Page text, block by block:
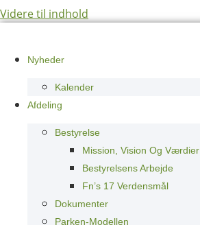
Videre til indhold
Nyheder
Kalender
Afdeling
Bestyrelse
Mission, Vision Og Værdier
Bestyrelsens Arbejde
Fn’s 17 Verdensmål
Dokumenter
Parken-Modellen